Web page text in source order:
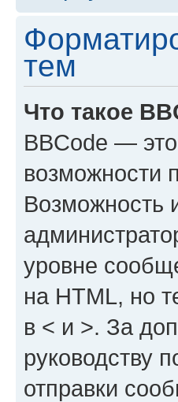
тем
Что такое
BBCode —
возможности
Возможность
уровне
на HTML, но
в < и >. За
руководству
отправки